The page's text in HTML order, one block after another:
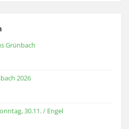
Grünbach
2026
30.11. / Engel